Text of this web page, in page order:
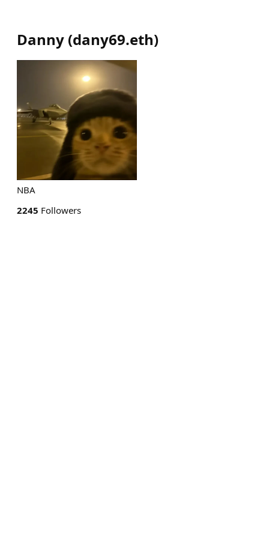
Danny (dany69.eth)
NBA
2245 Followers